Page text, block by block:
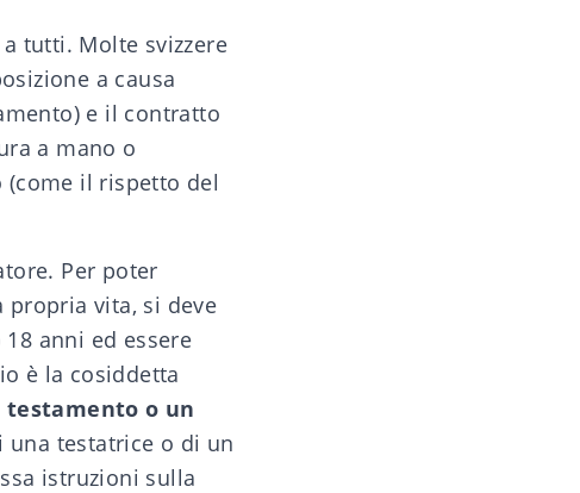
tutti. Molte svizzere
a causa
) e il contratto
a mano o
il rispetto del
Per poter
vita, si deve
anni ed essere
è la cosiddetta
testamento o un
una testatrice o di un
istruzioni sulla